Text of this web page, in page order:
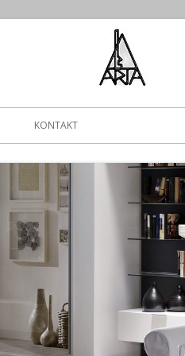
KONTAKT